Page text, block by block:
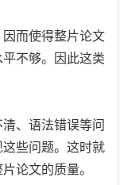
而使得整片论文
不够。因此这类
、语法错误等问
些问题。这时就
论文的质量。